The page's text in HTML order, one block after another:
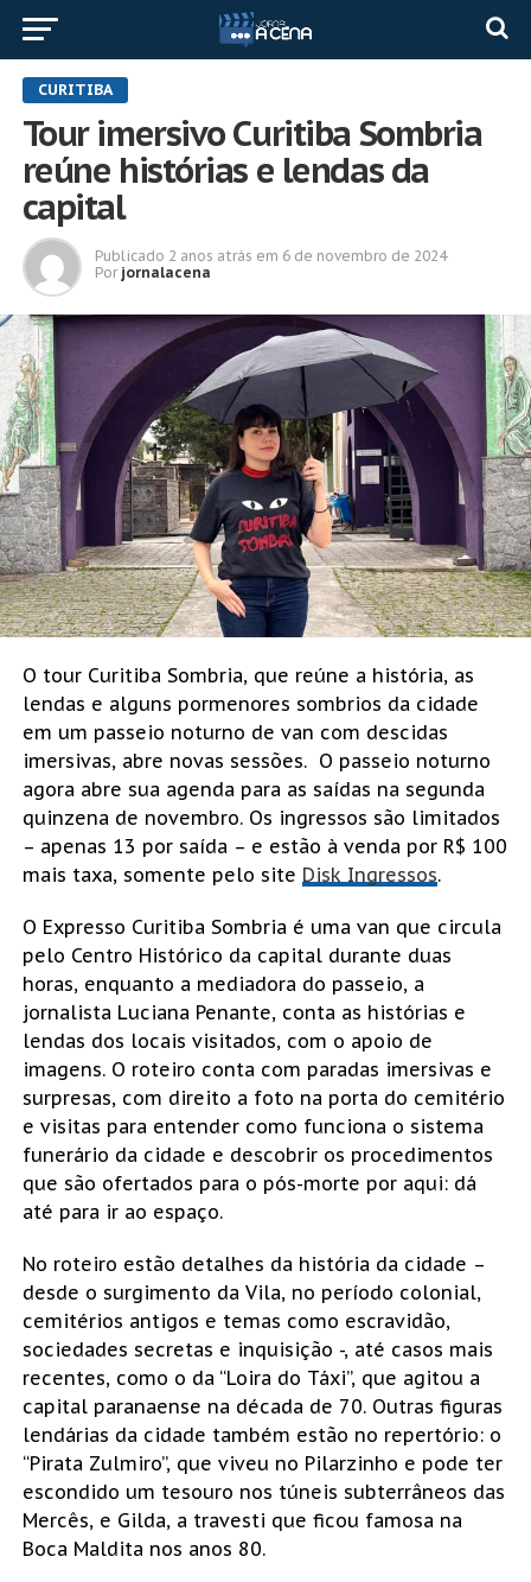
CURITIBA
Tour imersivo Curitiba Sombria
reúne histórias e lendas da
capital
Publicado 2 anos atrás em 6 de novembro de 2024
Por jornalacena
O tour Curitiba Sombria, que reúne a história, as
lendas e alguns pormenores sombrios da cidade
em um passeio noturno de van com descidas
imersivas, abre novas sessões. O passeio noturno
agora abre sua agenda para as saídas na segunda
quinzena de novembro. Os ingressos são limitados
– apenas 13 por saída – e estão à venda por R$ 100
mais taxa, somente pelo site Disk Ingressos.
O Expresso Curitiba Sombria é uma van que circula
pelo Centro Histórico da capital durante duas
horas, enquanto a mediadora do passeio, a
jornalista Luciana Penante, conta as histórias e
lendas dos locais visitados, com o apoio de
imagens. O roteiro conta com paradas imersivas e
surpresas, com direito a foto na porta do cemitério
e visitas para entender como funciona o sistema
funerário da cidade e descobrir os procedimentos
que são ofertados para o pós-morte por aqui: dá
até para ir ao espaço.
No roteiro estão detalhes da história da cidade –
desde o surgimento da Vila, no período colonial,
cemitérios antigos e temas como escravidão,
sociedades secretas e inquisição -, até casos mais
recentes, como o da “Loira do Táxi”, que agitou a
capital paranaense na década de 70. Outras figuras
lendárias da cidade também estão no repertório: o
“Pirata Zulmiro”, que viveu no Pilarzinho e pode ter
escondido um tesouro nos túneis subterrâneos das
Mercês, e Gilda, a travesti que ficou famosa na
Boca Maldita nos anos 80.